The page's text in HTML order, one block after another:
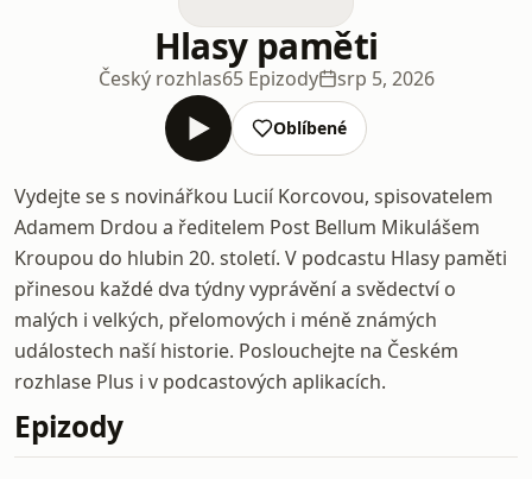
Hlasy paměti
Český rozhlas65 Epizody srp 5, 2026
Oblíbené
Vydejte se s novinářkou Lucií Korcovou, spisovatelem
Adamem Drdou a ředitelem Post Bellum Mikulášem
Kroupou do hlubin 20. století. V podcastu Hlasy paměti
přinesou každé dva týdny vyprávění a svědectví o
malých i velkých, přelomových i méně známých
událostech naší historie. Poslouchejte na Českém
rozhlase Plus i v podcastových aplikacích.
Epizody